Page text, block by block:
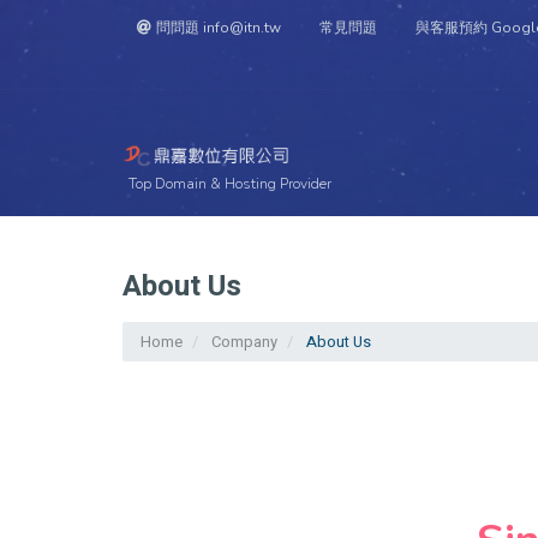
問問題 info@itn.tw 常見問題 與客服預約
Top Domain & Hosting Provider
About Us
Home Company About Us